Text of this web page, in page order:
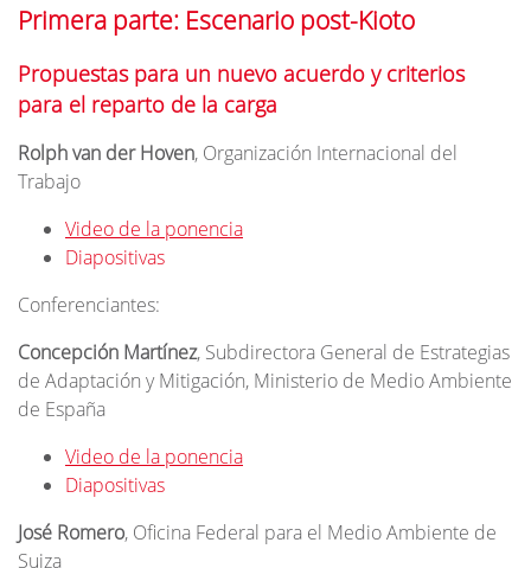
Primera parte: Escenario post-Kioto
Propuestas para un nuevo acuerdo y criterios
para el reparto de la carga
Rolph van der Hoven, Organización Internacional del
Trabajo
Video de la ponencia
Diapositivas
Conferenciantes:
Concepción Martínez, Subdirectora General de Estrategias
de Adaptación y Mitigación, Ministerio de Medio Ambiente
de España
Video de la ponencia
Diapositivas
José Romero, Oficina Federal para el Medio Ambiente de
Suiza